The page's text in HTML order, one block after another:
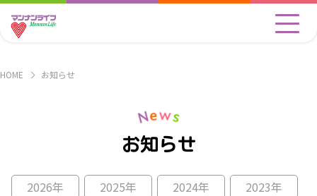
HOME お知らせ
お知らせ
2026年 2025年 2024年
2023年